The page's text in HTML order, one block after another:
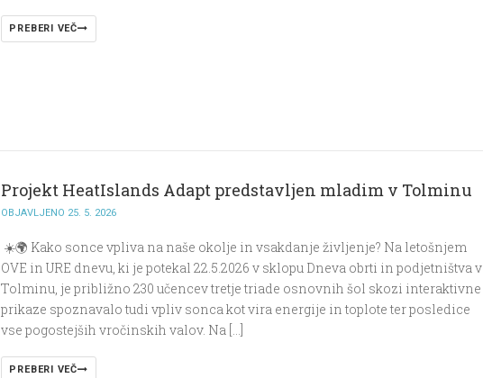
PREBERI VEČ
Projekt HeatIslands Adapt predstavljen mladim v Tolminu
OBJAVLJENO 25. 5. 2026
☀️🌍 Kako sonce vpliva na naše okolje in vsakdanje življenje? Na letošnjem
OVE in URE dnevu, ki je potekal 22.5.2026 v sklopu Dneva obrti in podjetništva v
Tolminu, je približno 230 učencev tretje triade osnovnih šol skozi interaktivne
prikaze spoznavalo tudi vpliv sonca kot vira energije in toplote ter posledice
vse pogostejših vročinskih valov. Na […]
PREBERI VEČ